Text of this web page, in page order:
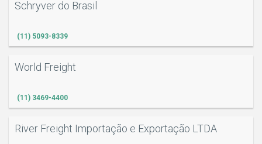
Schryver do Brasil
(11) 5093-8339
World Freight
(11) 3469-4400
River Freight Importação e Exportação LTDA